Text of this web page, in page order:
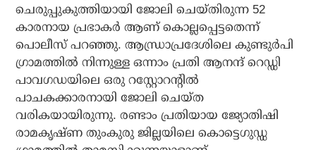
ചെരുപ്പുകുത്തിയായി ജോലി ചെയ്തിരുന്ന 52
കാരനായ പ്രഭാകർ ആണ് കൊല്ലപ്പെട്ടതെന്ന്
പൊലീസ് പറഞ്ഞു. ആന്ധ്രാപ്രദേശിലെ കുണ്ടുർപി
ഗ്രാമത്തിൽ നിന്നുള്ള ഒന്നാം പ്രതി ആനന്ദ് റെഡ്ഡി
പാവഗഡയിലെ ഒരു റസ്റ്റോറന്റിൽ
പാചകക്കാരനായി ജോലി ചെയ്ത
വരികയായിരുന്നു. രണ്ടാം പ്രതിയായ ജ്യോതിഷി
രാമകൃഷ്ണ തുംകുരു ജില്ലയിലെ കൊട്ടെഗുഡ്ഡ